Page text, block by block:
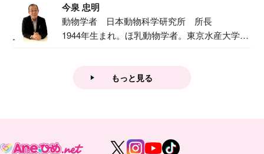
今泉 忠明
動物学者 日本動物科学研究所 所長
1944年生まれ。ほ乳動物学者。東京水産大学卒
もっと見る